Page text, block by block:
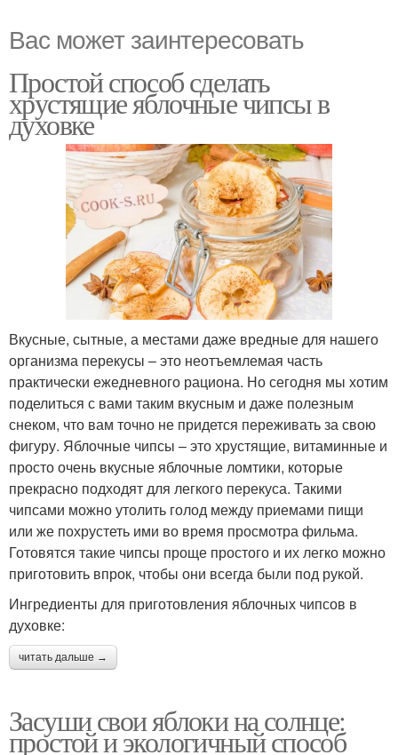
Вас может заинтересовать
Простой способ сделать
хрустящие яблочные чипсы в
духовке
Вкусные, сытные, а местами даже вредные для нашего
организма перекусы – это неотъемлемая часть
практически ежедневного рациона. Но сегодня мы хотим
поделиться с вами таким вкусным и даже полезным
снеком, что вам точно не придется переживать за свою
фигуру. Яблочные чипсы – это хрустящие, витаминные и
просто очень вкусные яблочные ломтики, которые
прекрасно подходят для легкого перекуса. Такими
чипсами можно утолить голод между приемами пищи
или же похрустеть ими во время просмотра фильма.
Готовятся такие чипсы проще простого и их легко можно
приготовить впрок, чтобы они всегда были под рукой.
Ингредиенты для приготовления яблочных чипсов в
духовке:
читать дальше →
Засуши свои яблоки на солнце:
простой и экологичный способ